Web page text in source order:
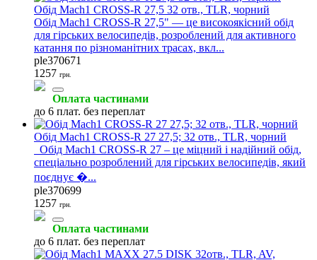
Обід Mach1 CROSS-R 27,5 32 отв., TLR, чорний
Обід Mach1 CROSS-R 27,5" — це високоякісний обід
для гірських велосипедів, розроблений для активного
катання по різноманітних трасах, вкл...
ple370671
1257 грн.
Оплата частинами
до 6 плат. без переплат
Обід Mach1 CROSS-R 27 27,5; 32 отв., TLR, чорний
Обід Mach1 CROSS-R 27 – це міцний і надійний обід,
спеціально розроблений для гірських велосипедів, який
поєднує �...
ple370699
1257 грн.
Оплата частинами
до 6 плат. без переплат